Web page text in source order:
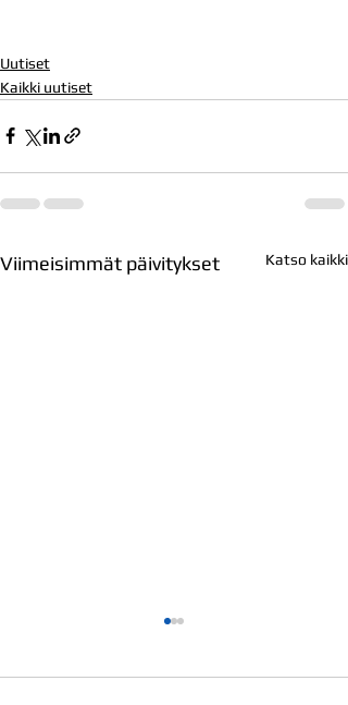
Uutiset
Kaikki uutiset
Viimeisimmät päivitykset Katso kaikki